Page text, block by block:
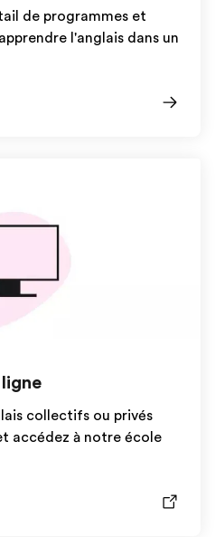
de programmes et
l'anglais dans un
collectifs ou privés
accédez à notre école